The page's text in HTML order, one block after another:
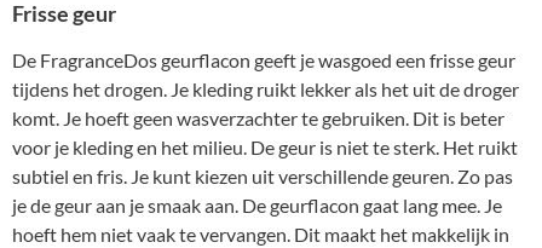
Frisse geur
De FragranceDos geurflacon geeft je wasgoed een frisse geur
tijdens het drogen. Je kleding ruikt lekker als het uit de droger
komt. Je hoeft geen wasverzachter te gebruiken. Dit is beter
voor je kleding en het milieu. De geur is niet te sterk. Het ruikt
subtiel en fris. Je kunt kiezen uit verschillende geuren. Zo pas
je de geur aan je smaak aan. De geurflacon gaat lang mee. Je
hoeft hem niet vaak te vervangen. Dit maakt het makkelijk in